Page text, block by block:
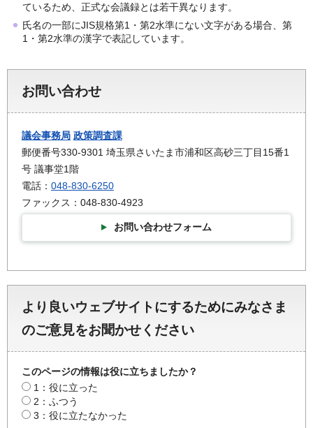
ているため、正式な会議録とは若干異なります。
氏名の一部にJIS規格第1・第2水準にない文字がある場合、第
1・第2水準の漢字で表記しています。
お問い合わせ
議会事務局 政策調査課
郵便番号330-9301 埼玉県さいたま市浦和区高砂三丁目15番1
号 議事堂1階
電話： 048-830-6250
ファックス：048-830-4923
お問い合わせフォーム
より良いウェブサイトにするためにみなさま
のご意見をお聞かせください
このページの情報は役に立ちましたか？
1：役に立った
2：ふつう
3：役に立たなかった